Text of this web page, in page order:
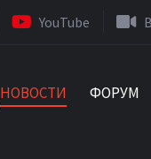
YouTube
НОВОСТИ ФОРУМ